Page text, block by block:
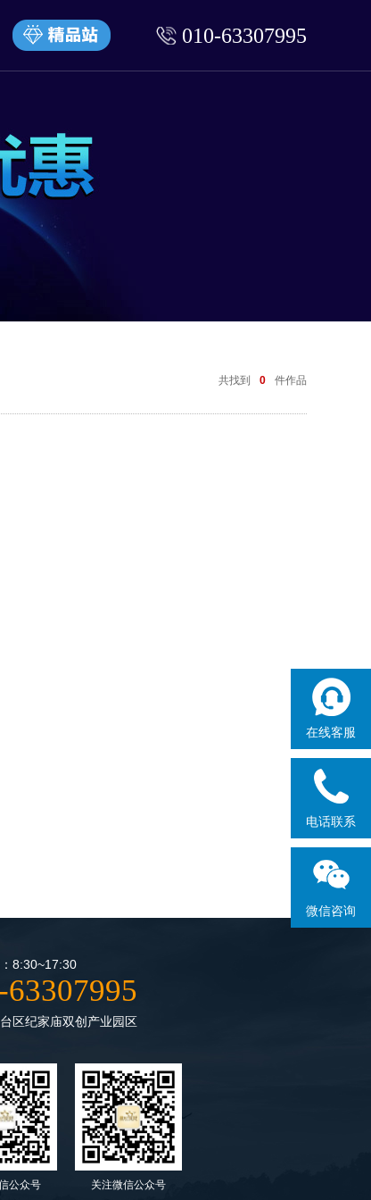
010-63307995
在线客服
电话联系
微信咨询
共找到 0 件作品
8:30~17:30
63307995
区纪家庙双创产业园区
公众号 关注微信公众号